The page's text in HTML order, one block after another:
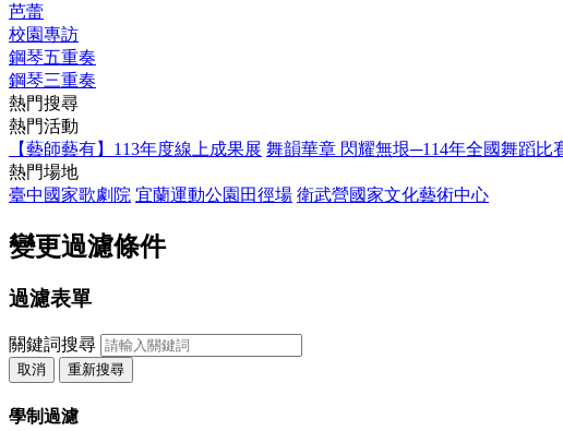
芭蕾
校園專訪
鋼琴五重奏
鋼琴三重奏
熱門搜尋
熱門活動
【藝師藝有】113年度線上成果展 舞韻華章 閃耀無垠─114年全國舞蹈比
熱門場地
臺中國家歌劇院 宜蘭運動公園田徑場 衛武營國家文化藝術中心
變更過濾條件
過濾表單
關鍵詞搜尋
取消 重新搜尋
學制過濾